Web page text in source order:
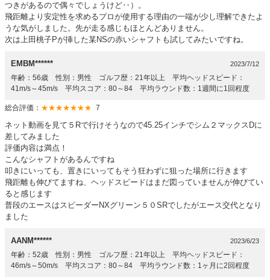
つきがあるので偶々でしょうけど‥）。
飛距離より安定性を求めるプロが使用する理由の一端が少し理解できたよ
うな気がしました。先が走る感じもほとんどありません。
次は上田桃子Pが挿した某NSの赤いシャフトも試してみたいですね。
EMBM****** 2023/7/12
年齢：56歳 性別：男性 ゴルフ歴：21年以上 平均ヘッドスピード：
41m/s～45m/s 平均スコア：80～84 平均ラウンド数：1週間に1回程度
総合評価： ★★★★★★★ 7
ネット動画を見て５Rで行けそうなので45.25インチでシム２マックスDに
差してみました
評価内容は満点！
こんなシャフトがあるんですね
叩きにいっても、置きにいってもそう狂わずに狙った場所に行きます
飛距離も伸びてますね、ヘッドスピードはまだ図っていませんが伸びてい
ると感じます
普段のエースはスピーダーNXグリーン５０SRでしたがエース交代となり
ました
AANM****** 2023/6/23
年齢：52歳 性別：男性 ゴルフ歴：21年以上 平均ヘッドスピード：
46m/s～50m/s 平均スコア：80～84 平均ラウンド数：1ヶ月に2回程度